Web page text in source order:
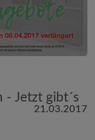
- Jetzt gibt´s
21.03.2017